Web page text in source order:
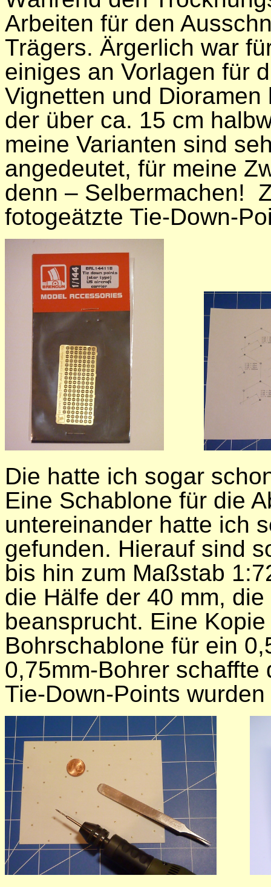
Arbeiten für den
Trägers. Ärgerlich war
einiges an Vorlagen für
Vignetten und
der über ca. 15 cm
meine Varianten sind
angedeutet, für meine
denn – Selbermachen!
fotogeätzte Tie-Down-
Die hatte ich sogar
Eine Schablone für die
untereinander hatte ich
gefunden. Hierauf sind
bis hin zum Maßstab
die Hälfe der 40 mm,
beansprucht. Eine
Bohrschablone für ein
0,75mm-Bohrer
Tie-Down-Points